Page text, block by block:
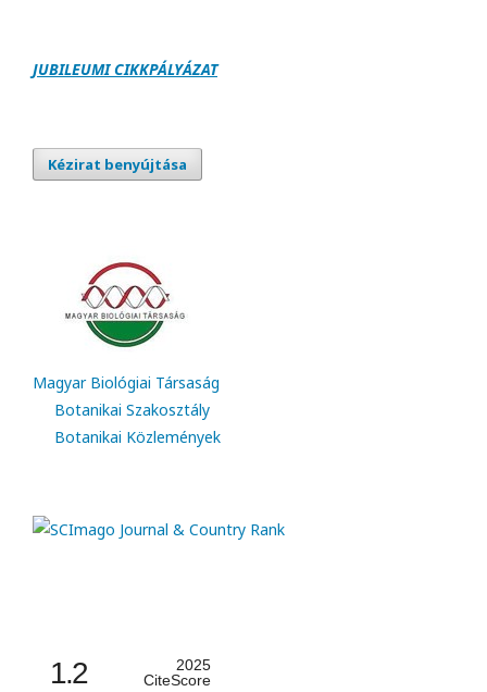
JUBILEUMI CIKKPÁLYÁZAT
Kézirat benyújtása
Magyar Biológiai Társaság
Botanikai Szakosztály
Botanikai Közlemények
1.2
2025
CiteScore